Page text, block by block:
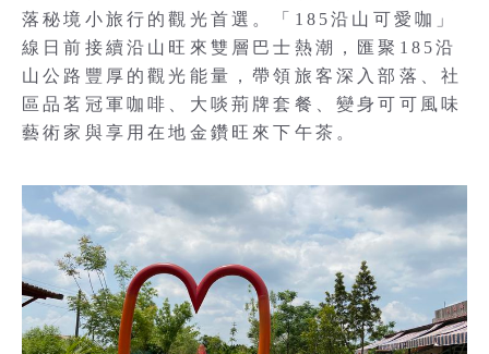
落秘境小旅行的觀光首選。「185沿山可愛咖」
線日前接續沿山旺來雙層巴士熱潮，匯聚185沿
山公路豐厚的觀光能量，帶領旅客深入部落、社
區品茗冠軍咖啡、大啖荊牌套餐、變身可可風味
藝術家與享用在地金鑽旺來下午茶。